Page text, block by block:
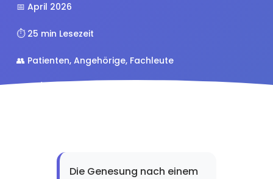
📅 April 2026
⏱️ 25 min Lesezeit
👥 Patienten, Angehörige, Fachleute
⭐ 4.8/5 (342 Bewertungen)
Die Genesung nach einem